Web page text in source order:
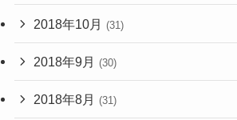
2018年10月 (31)
2018年9月 (30)
2018年8月 (31)